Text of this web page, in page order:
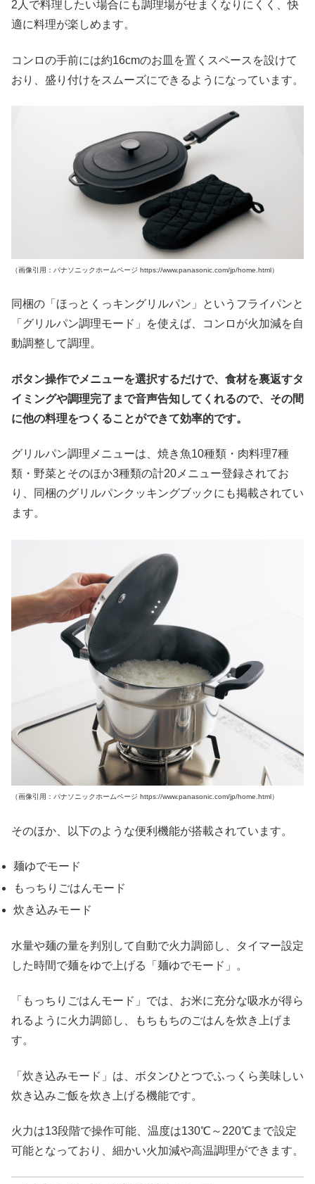
2人で料理したい場合にも調理場がせまくなりにくく、快
適に料理が楽しめます。
コンロの手前には約16cmのお皿を置くスペースを設けて
おり、盛り付けをスムーズにできるようになっています。
（画像引用：パナソニックホームページ https://www.panasonic.com/jp/home.html）
同梱の「ほっとくっキングリルパン」というフライパンと
「グリルパン調理モード」を使えば、コンロが火加減を自
動調整して調理。
ボタン操作でメニューを選択するだけで、食材を裏返すタ
イミングや調理完了まで音声告知してくれるので、その間
に他の料理をつくることができて効率的です。
グリルパン調理メニューは、焼き魚10種類・肉料理7種
類・野菜とそのほか3種類の計20メニュー登録されてお
り、同梱のグリルパンクッキングブックにも掲載されてい
ます。
（画像引用：パナソニックホームページ https://www.panasonic.com/jp/home.html）
そのほか、以下のような便利機能が搭載されています。
麺ゆでモード
もっちりごはんモード
炊き込みモード
水量や麺の量を判別して自動で火力調節し、タイマー設定
した時間で麺をゆで上げる「麺ゆでモード」。
「もっちりごはんモード」では、お米に充分な吸水が得ら
れるように火力調節し、もちもちのごはんを炊き上げま
す。
「炊き込みモード」は、ボタンひとつでふっくら美味しい
炊き込みご飯を炊き上げる機能です。
火力は13段階で操作可能、温度は130℃～220℃まで設定
可能となっており、細かい火加減や高温調理ができます。